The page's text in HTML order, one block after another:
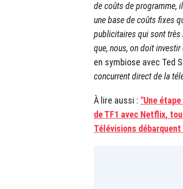
de coûts de programme,
une base de coûts fixes
publicitaires qui sont très
que, nous, on doit
en symbiose avec Ted
concurrent direct de la
À lire aussi : "Une
de TF1 avec Netflix,
Télévisions